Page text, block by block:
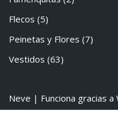
Flecos (5)
Peinetas y Flores (7)
Vestidos (63)
Neve | Funciona gracias a